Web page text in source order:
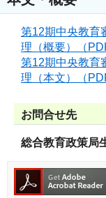
第12期中央教育
理（概要）（
第12期中央教育
理（本文）（
お問合せ先
総合教育政策局